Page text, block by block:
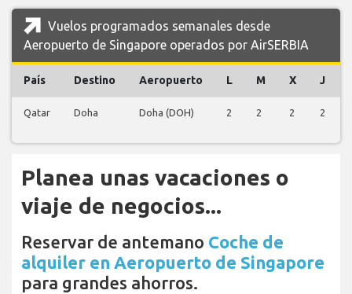
Vuelos programados semanales desde
Aeropuerto de Singapore operados por AirSERBIA
País Destino Aeropuerto L M X J
Qatar Doha Doha (DOH) 2 2 2 2
Planea unas vacaciones o
viaje de negocios...
Reservar de antemano Coche de
alquiler en Aeropuerto de Singapore
para grandes ahorros.